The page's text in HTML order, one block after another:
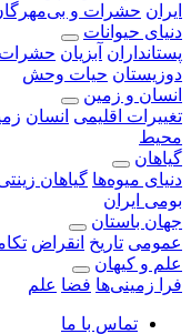
ایران حشرات و
دنیای حیوانات
پستانداران آبزیان حشرات
دوزیستان حیات وحش
انسان و زمین
تغییرات اقلیمی انسان
محیط
گیاهان
دنیای میوه‌ها گیاهان
بومی ایران
جهان باستان
عمومی تاریخ انقراض
علم و کیهان
فرا زمینی‌ها فضا علم
تماس با ما